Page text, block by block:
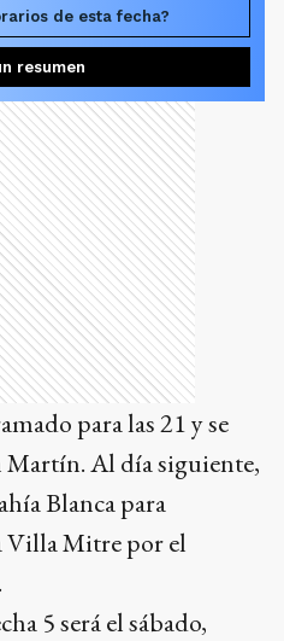
de esta fecha?
resumen
para las 21 y se
Martín. Al día siguiente,
Blanca para
Villa Mitre por el
5 será el sábado,